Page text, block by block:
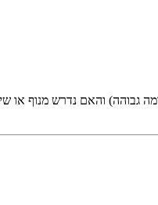
גבוהה) והאם נדרש מנוף